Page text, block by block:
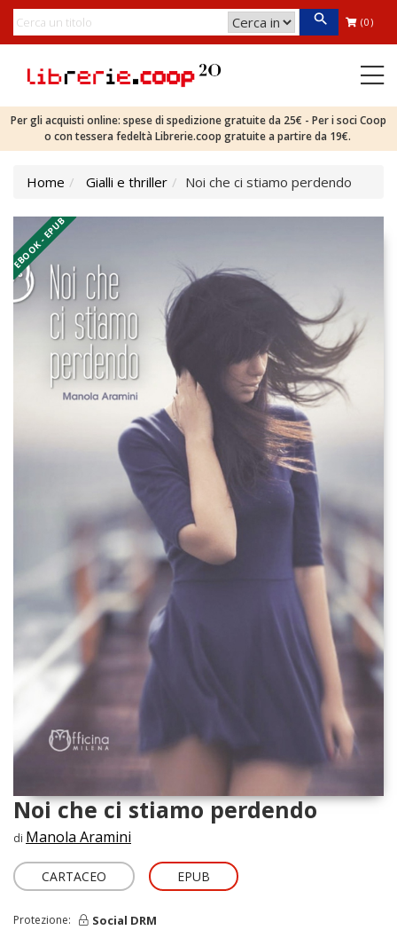
(0)
Per gli acquisti online: spese di spedizione gratuite da 25€ - Per i soci Coop
o con tessera fedeltà Librerie.coop gratuite a partire da 19€.
Home Gialli e thriller Noi che ci stiamo perdendo
EBOOK - EPUB
Noi che ci stiamo perdendo
di Manola Aramini
CARTACEO EPUB
Protezione: Social DRM